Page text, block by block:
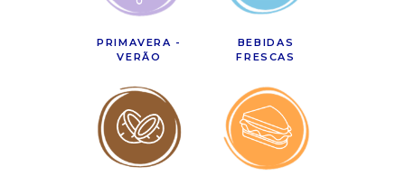
PRIMAVERA -
VERÃO
BEBIDAS
FRESCAS